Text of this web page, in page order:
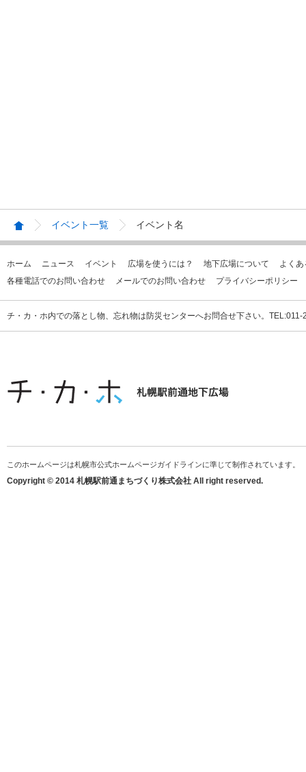
イベント一覧 イベント名
ホーム ニュース イベント 広場を使うには？ 地下広場について
よく
各種電話でのお問い合わせ
メールでのお問い合わせ プライバシーポリシー
チ・カ・ホ内での落とし物、忘れ物は防災センターへお問合せ下さい。
このホームページは札幌市公式ホームページガイドラインに準じて制作されています。
Copyright © 2014 札幌駅前通まちづくり株式会社 All right reserved.